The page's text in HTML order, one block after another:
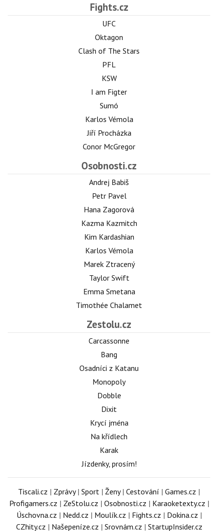
Fights.cz
UFC
Oktagon
Clash of The Stars
PFL
KSW
I am Figter
Sumó
Karlos Vémola
Jiří Procházka
Conor McGregor
Osobnosti.cz
Andrej Babiš
Petr Pavel
Hana Zagorová
Kazma Kazmitch
Kim Kardashian
Karlos Vémola
Marek Ztracený
Taylor Swift
Emma Smetana
Timothée Chalamet
Zestolu.cz
Carcassonne
Bang
Osadníci z Katanu
Monopoly
Dobble
Dixit
Krycí jména
Na křídlech
Karak
Jízdenky, prosím!
Tiscali.cz | Zprávy| Sport | Ženy| Cestování | Games.cz |
Profigamers.cz | ZeStolu.cz | Osobnosti.cz | Karaoketexty.cz |
Úschovna.cz | Nedd.cz | Moulík.cz | Fights.cz | Dokina.cz |
CZhity.cz | Našepeníze.cz | Srovnám.cz | StartupInsider.cz